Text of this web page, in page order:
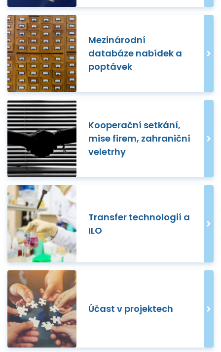
Mezinárodní
databáze nabídek a
poptávek
Kooperační setkání,
mise firem, zahraniční
veletrhy
Transfer technologií a
ILO
Účast v projektech